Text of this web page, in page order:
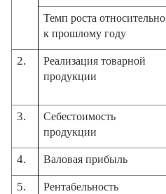
Темп роста относительно
к прошлому году
2.
Реализация товарной
продукции
3.
Себестоимость
продукции
4. Валовая прибыль
5. Рентабельность